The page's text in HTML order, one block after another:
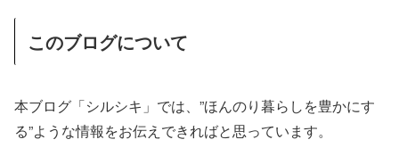
このブログについて
本ブログ「シルシキ」では、”ほんのり暮らしを豊かにす
る”ような情報をお伝えできればと思っています。